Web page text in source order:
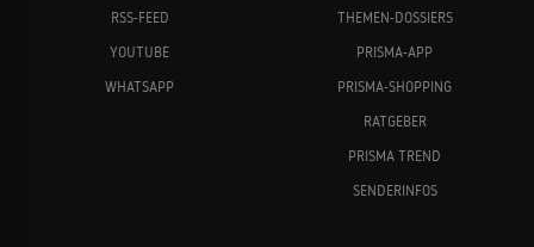
RSS-FEED
YOUTUBE
WHATSAPP
THEMEN-DOSSIERS
PRISMA-APP
PRISMA-SHOPPING
RATGEBER
PRISMA TREND
SENDERINFOS